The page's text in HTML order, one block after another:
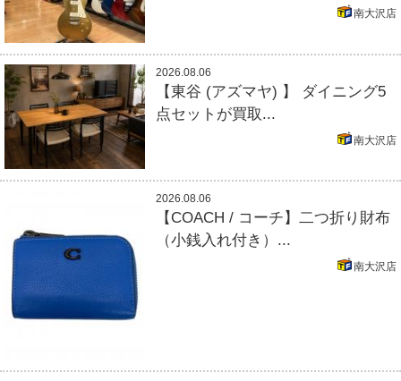
南大沢店
2026.08.06
【東谷 (アズマヤ) 】 ダイニング5
点セットが買取...
南大沢店
2026.08.06
【COACH / コーチ】二つ折り財布
（小銭入れ付き）...
南大沢店